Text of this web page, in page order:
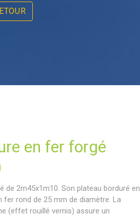
en fer forgé
de 2m45x1m10. Son plateau borduré en
rond de 25 mm de diamètre. La
(effet rouillé vernis) assure un